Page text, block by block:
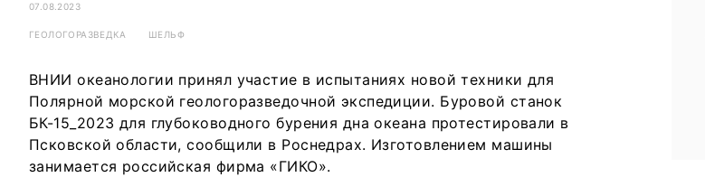
Тренды
Интервью
Мероприятия
07.08.2023
ГЕОЛОГОРАЗВЕДКА ШЕЛЬФ
ВНИИ океанологии принял участие в испытаниях новой техники для
Полярной морской геологоразведочной экспедиции. Буровой станок
БК-15_2023 для глубоководного бурения дна океана протестировали в
Псковской области, сообщили в Роснедрах. Изготовлением машины
занимается российская фирма «ГИКО».